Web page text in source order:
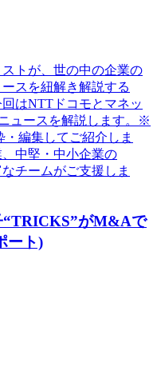
トが、世の中の企業の
スを紐解き解説する
はNTTドコモとマネッ
ュースを解説します。※
・編集してご紹介しま
中堅・中小企業の
チームがご支援しま
“TRICKS”がM&Aで
ート)